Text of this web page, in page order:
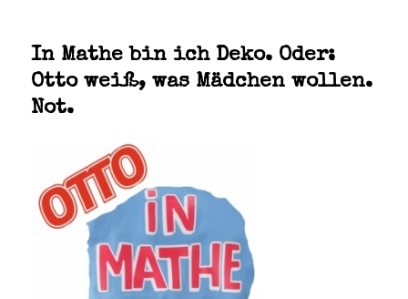
In Mathe bin ich Deko. Oder:
Otto weiß, was Mädchen wollen.
Not.